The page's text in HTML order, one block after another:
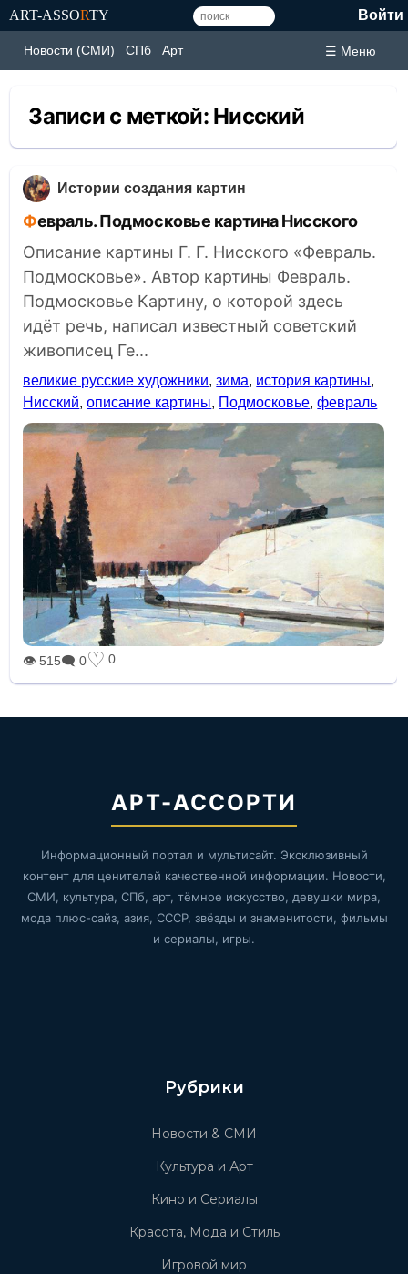
ART-ASSORTY Войти
Новости (СМИ) СПб Арт ☰ Меню
Записи с меткой: Нисский
Истории создания картин
Февраль. Подмосковье картина Нисского
Описание картины Г. Г. Нисского «Февраль.
Подмосковье». Автор картины Февраль.
Подмосковье Картину, о которой здесь
идёт речь, написал известный советский
живописец Ге...
великие русские художники,зима, история картины,
Нисский,описание картины, Подмосковье,февраль
👁 515🗨 0♡ 0
АРТ-АССОРТИ
Информационный портал и мультисайт. Эксклюзивный
контент для ценителей качественной информации. Новости,
СМИ, культура, СПб, арт, тёмное искусство, девушки мира,
мода плюс-сайз, азия, СССР, звёзды и знаменитости, фильмы
и сериалы, игры.
Рубрики
Новости & СМИ
Культура и Арт
Кино и Сериалы
Красота, Мода и Стиль
Игровой мир